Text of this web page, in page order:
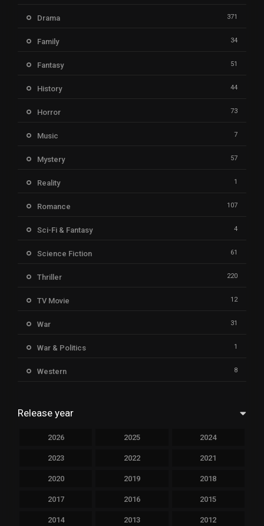
Drama 371
Family 34
Fantasy 51
History 44
Horror 73
Music 7
Mystery 57
Reality 1
Romance 107
Sci-Fi & Fantasy 4
Science Fiction 61
Thriller 220
TV Movie 12
War 31
War & Politics 1
Western 8
Release year
2026 2025 2024
2023 2022 2021
2020 2019 2018
2017 2016 2015
2014 2013 2012